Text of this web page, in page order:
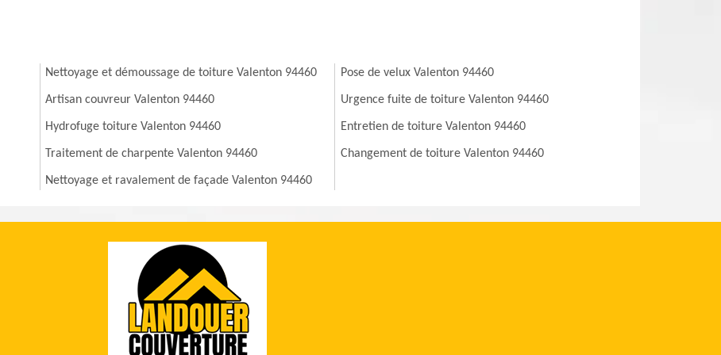
Nettoyage et démoussage de toiture Valenton 94460
Artisan couvreur Valenton 94460
Hydrofuge toiture Valenton 94460
Traitement de charpente Valenton 94460
Nettoyage et ravalement de façade Valenton 94460
Pose de velux Valenton 94460
Urgence fuite de toiture Valenton 94460
Entretien de toiture Valenton 94460
Changement de toiture Valenton 94460